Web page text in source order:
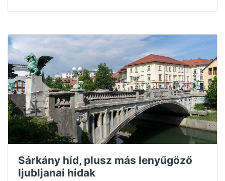
Sárkány híd, plusz más lenyűgöző
ljubljanai hidak